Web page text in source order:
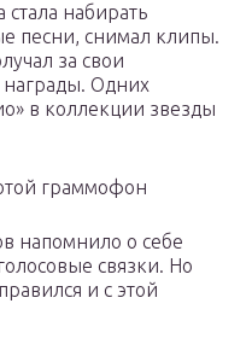
стала набирать
песни, снимал клипы.
за свои
Одних
в коллекции звезды
граммофон
напомнило о себе
связки. Но
и с этой